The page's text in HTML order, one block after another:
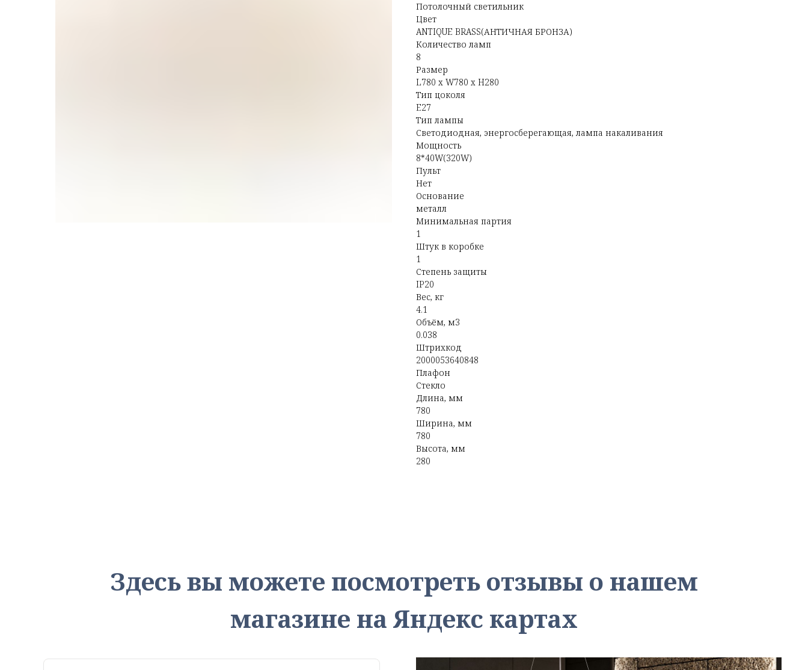
Потолочный светильник
Цвет
ANTIQUE BRASS(АНТИЧНАЯ БРОНЗА)
Количество ламп
8
Размер
L780 x W780 x H280
Тип цоколя
E27
Тип лампы
Светодиодная, энергосберегающая, лампа накаливания
Мощность
8*40W(320W)
Пульт
Нет
Основание
металл
Минимальная партия
1
Штук в коробке
1
Степень защиты
IP20
Вес, кг
4.1
Объём, м3
0.038
Штрихкод
2000053640848
Плафон
Стекло
Длина, мм
780
Ширина, мм
780
Высота, мм
280
Здесь вы можете посмотреть отзывы о нашем
магазине на Яндекс картах